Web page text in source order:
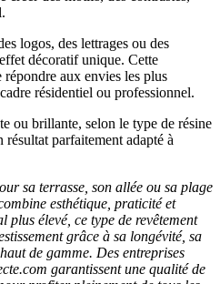
logos, des lettrages ou des
décoratif unique. Cette
répondre aux envies les plus
résidentiel ou professionnel.
ou brillante, selon le type de résine
parfaitement adapté à
sa terrasse, son allée ou sa plage
esthétique, praticité et
élevé, ce type de revêtement
grâce à sa longévité, sa
de gamme. Des entreprises
garantissent une qualité de